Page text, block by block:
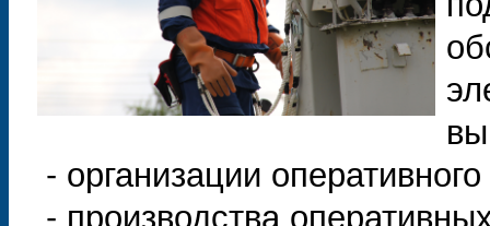
- организации
- производства